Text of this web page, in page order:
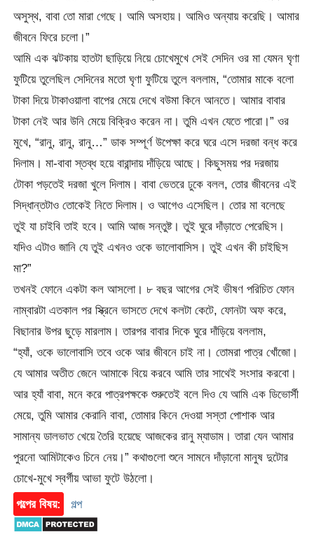
অসুস্থ, বাবা তো মারা গেছে। আমি অসহায়। আমিও অন্যায় করেছি। আমার
জীবনে ফিরে চলো।”
আমি এক ঝটকায় হাতটা ছাড়িয়ে নিয়ে চোখেমুখে সেই সেদিন ওর মা যেমন ঘৃণা
ফুটিয়ে তুলেছিল সেদিনের মতো ঘৃণা ফুটিয়ে তুলে বললাম, “তোমার মাকে বলো
টাকা দিয়ে টাকাওয়ালা বাপের মেয়ে দেখে বউমা কিনে আনতে। আমার বাবার
টাকা নেই আর উনি মেয়ে বিক্রিও করেন না। তুমি এখন যেতে পারো।” ওর
মুখে, “রানু, রানু, রানু…” ডাক সম্পূর্ণ উপেক্ষা করে ঘরে এসে দরজা বন্ধ করে
দিলাম। মা-বাবা স্তব্ধ হয়ে বারান্দায় দাঁড়িয়ে আছে। কিছুসময় পর দরজায়
টোকা পড়তেই দরজা খুলে দিলাম। বাবা ভেতরে ঢুকে বলল, তোর জীবনের এই
সিদ্ধান্তটাও তোকেই নিতে দিলাম। ও আগেও এসেছিল। তোর মা বলেছে
তুই যা চাইবি তাই হবে। আমি আজ সন্তুষ্ট। তুই ঘুরে দাঁড়াতে পেরেছিস।
যদিও এটাও জানি যে তুই এখনও ওকে ভালোবাসিস। তুই এখন কী চাইছিস
মা?”
তখনই ফোনে একটা কল আসলো। ৮ বছর আগের সেই ভীষণ পরিচিত ফোন
নাম্বারটা এতকাল পর স্ক্রিনে ভাসতে দেখে কলটা কেটে, ফোনটা অফ করে,
বিছানার উপর ছুড়ে মারলাম। তারপর বাবার দিকে ঘুরে দাঁড়িয়ে বললাম,
“হ্যাঁ, ওকে ভালোবাসি তবে ওকে আর জীবনে চাই না। তোমরা পাত্র খোঁজো।
যে আমার অতীত জেনে আমাকে বিয়ে করবে আমি তার সাথেই সংসার করবো।
আর হ্যাঁ বাবা, মনে করে পাত্রপক্ষকে শুরুতেই বলে দিও যে আমি এক ডিভোর্সী
মেয়ে, তুমি আমার কেরানি বাবা, তোমার কিনে দেওয়া সস্তা পোশাক আর
সামান্য ডালভাত খেয়ে তৈরি হয়েছে আজকের রানু ম্যাডাম। তারা যেন আমার
পুরনো আমিটাকেও চিনে নেয়।” কথাগুলো শুনে সামনে দাঁড়ানো মানুষ দুটোর
চোখে-মুখে স্বর্গীয় আভা ফুটে উঠলো।
গল্পের বিষয়:
গল্প